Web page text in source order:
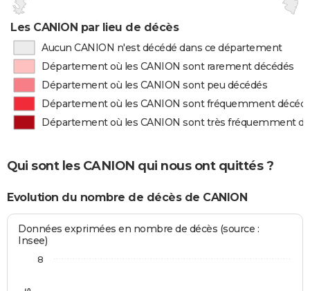
Les CANION par lieu de décès
Aucun CANION n'est décédé dans ce département
Département où les CANION sont rarement décédés
Département où les CANION sont peu décédés
Département où les CANION sont fréquemment
Département où les CANION sont très fréquemment
Qui sont les CANION qui nous ont quittés ?
Evolution du nombre de décès de CANION
Données exprimées en nombre de décès (source :
Insee)
8